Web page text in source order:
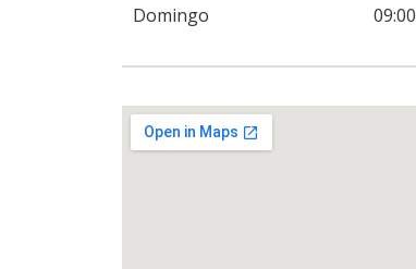
Domingo
09:00